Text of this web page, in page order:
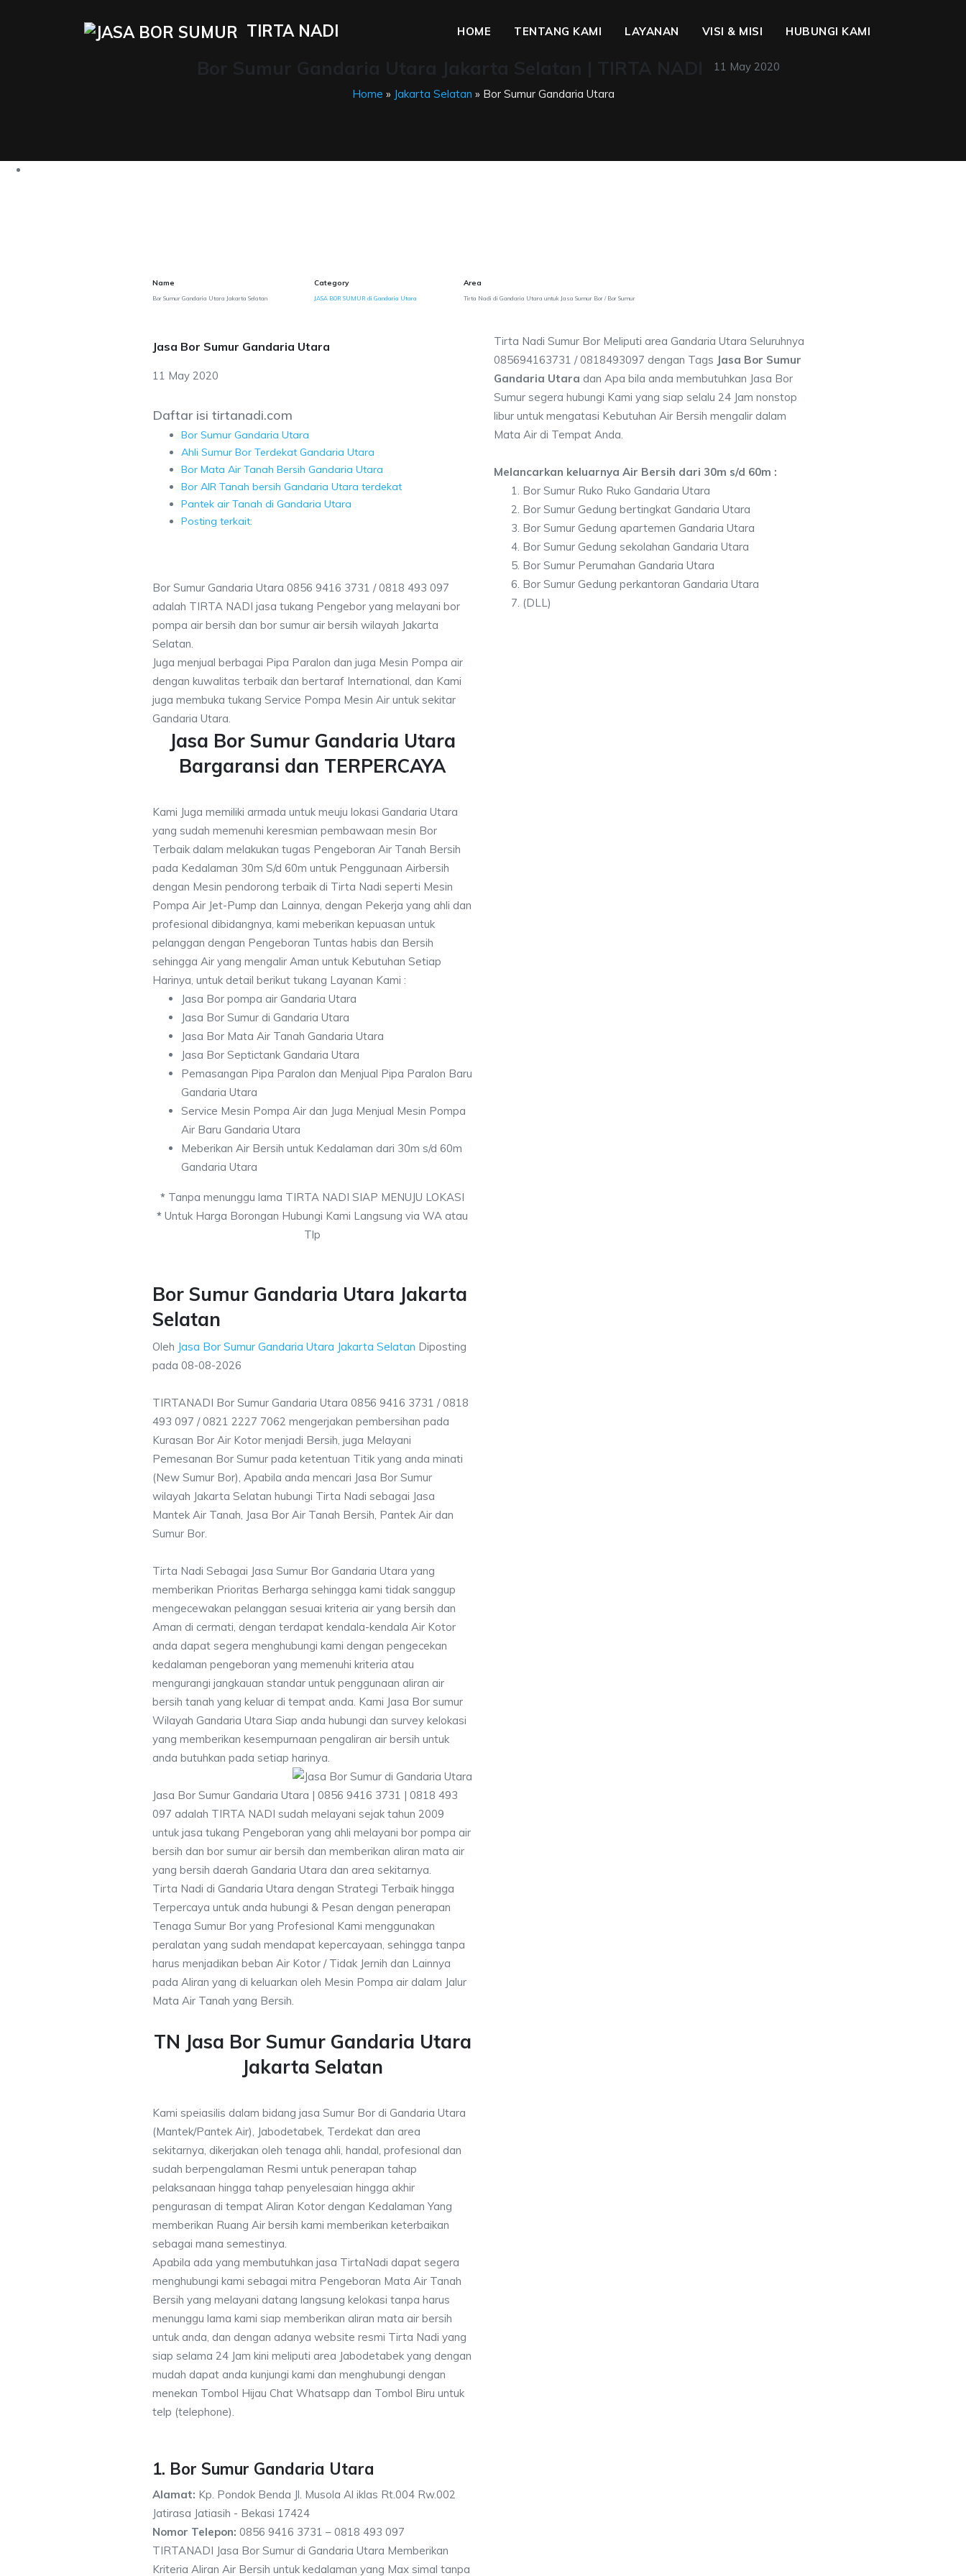
TIRTA NADI HOME TENTANG KAMI LAYANAN VISI & MISI HUBUNGI KAMI
11 May 2020
Home » Jakarta Selatan » Bor Sumur Gandaria Utara
Name
Bor Sumur Gandaria Utara Jakarta Selatan
Category
JASA BOR SUMUR di Gandaria Utara
Area
Tirta Nadi di Gandaria Utara untuk Jasa Sumur Bor / Bor Sumur
Jasa Bor Sumur Gandaria Utara
11 May 2020
Daftar isi tirtanadi.com
Bor Sumur Gandaria Utara
Ahli Sumur Bor Terdekat Gandaria Utara
Bor Mata Air Tanah Bersih Gandaria Utara
Bor AIR Tanah bersih Gandaria Utara terdekat
Pantek air Tanah di Gandaria Utara
Posting terkait:
Bor Sumur Gandaria Utara 0856 9416 3731 / 0818 493 097
adalah TIRTA NADI jasa tukang Pengebor yang melayani bor
pompa air bersih dan bor sumur air bersih wilayah Jakarta
Selatan.
Juga menjual berbagai Pipa Paralon dan juga Mesin Pompa air
dengan kuwalitas terbaik dan bertaraf International, dan Kami
juga membuka tukang Service Pompa Mesin Air untuk sekitar
Gandaria Utara.
Jasa Bor Sumur Gandaria Utara
Bargaransi dan TERPERCAYA
Tirta Nadi Sumur Bor Meliputi area Gandaria Utara Seluruhnya
085694163731 / 0818493097 dengan Tags Jasa Bor Sumur
Gandaria Utara dan Apa bila anda membutuhkan Jasa Bor
Sumur segera hubungi Kami yang siap selalu 24 Jam nonstop
libur untuk mengatasi Kebutuhan Air Bersih mengalir dalam
Mata Air di Tempat Anda.
Melancarkan keluarnya Air Bersih dari 30m s/d 60m :
Bor Sumur Ruko Ruko Gandaria Utara
Bor Sumur Gedung bertingkat Gandaria Utara
Bor Sumur Gedung apartemen Gandaria Utara
Bor Sumur Gedung sekolahan Gandaria Utara
Bor Sumur Perumahan Gandaria Utara
Bor Sumur Gedung perkantoran Gandaria Utara
(DLL)
Kami Juga memiliki armada untuk meuju lokasi Gandaria Utara
yang sudah memenuhi keresmian pembawaan mesin Bor
Terbaik dalam melakukan tugas Pengeboran Air Tanah Bersih
pada Kedalaman 30m S/d 60m untuk Penggunaan Airbersih
dengan Mesin pendorong terbaik di Tirta Nadi seperti Mesin
Pompa Air Jet-Pump dan Lainnya, dengan Pekerja yang ahli dan
profesional dibidangnya, kami meberikan kepuasan untuk
pelanggan dengan Pengeboran Tuntas habis dan Bersih
sehingga Air yang mengalir Aman untuk Kebutuhan Setiap
Harinya, untuk detail berikut tukang Layanan Kami :
Jasa Bor pompa air Gandaria Utara
Jasa Bor Sumur di Gandaria Utara
Jasa Bor Mata Air Tanah Gandaria Utara
Jasa Bor Septictank Gandaria Utara
Pemasangan Pipa Paralon dan Menjual Pipa Paralon Baru
Gandaria Utara
Service Mesin Pompa Air dan Juga Menjual Mesin Pompa
Air Baru Gandaria Utara
Meberikan Air Bersih untuk Kedalaman dari 30m s/d 60m
Gandaria Utara
* Tanpa menunggu lama TIRTA NADI SIAP MENUJU LOKASI
* Untuk Harga Borongan Hubungi Kami Langsung via WA atau
Tlp
Bor Sumur Gandaria Utara Jakarta
Selatan
Oleh Jasa Bor Sumur Gandaria Utara Jakarta Selatan Diposting
pada 08-08-2026
TIRTANADI Bor Sumur Gandaria Utara 0856 9416 3731 / 0818
493 097 / 0821 2227 7062 mengerjakan pembersihan pada
Kurasan Bor Air Kotor menjadi Bersih, juga Melayani
Pemesanan Bor Sumur pada ketentuan Titik yang anda minati
(New Sumur Bor), Apabila anda mencari Jasa Bor Sumur
wilayah Jakarta Selatan hubungi Tirta Nadi sebagai Jasa
Mantek Air Tanah, Jasa Bor Air Tanah Bersih, Pantek Air dan
Sumur Bor.
Tirta Nadi Sebagai Jasa Sumur Bor Gandaria Utara yang
memberikan Prioritas Berharga sehingga kami tidak sanggup
mengecewakan pelanggan sesuai kriteria air yang bersih dan
Aman di cermati, dengan terdapat kendala-kendala Air Kotor
anda dapat segera menghubungi kami dengan pengecekan
kedalaman pengeboran yang memenuhi kriteria atau
mengurangi jangkauan standar untuk penggunaan aliran air
bersih tanah yang keluar di tempat anda. Kami Jasa Bor sumur
Wilayah Gandaria Utara Siap anda hubungi dan survey kelokasi
yang memberikan kesempurnaan pengaliran air bersih untuk
anda butuhkan pada setiap harinya.
Jasa Bor Sumur Gandaria Utara | 0856 9416 3731 | 0818 493
097 adalah TIRTA NADI sudah melayani sejak tahun 2009
untuk jasa tukang Pengeboran yang ahli melayani bor pompa air
bersih dan bor sumur air bersih dan memberikan aliran mata air
yang bersih daerah Gandaria Utara dan area sekitarnya.
Tirta Nadi di Gandaria Utara dengan Strategi Terbaik hingga
Terpercaya untuk anda hubungi & Pesan dengan penerapan
Tenaga Sumur Bor yang Profesional Kami menggunakan
peralatan yang sudah mendapat kepercayaan, sehingga tanpa
harus menjadikan beban Air Kotor / Tidak Jernih dan Lainnya
pada Aliran yang di keluarkan oleh Mesin Pompa air dalam Jalur
Mata Air Tanah yang Bersih.
TN Jasa Bor Sumur Gandaria Utara
Jakarta Selatan
Kami speiasilis dalam bidang jasa Sumur Bor di Gandaria Utara
(Mantek/Pantek Air), Jabodetabek, Terdekat dan area
sekitarnya, dikerjakan oleh tenaga ahli, handal, profesional dan
sudah berpengalaman Resmi untuk penerapan tahap
pelaksanaan hingga tahap penyelesaian hingga akhir
pengurasan di tempat Aliran Kotor dengan Kedalaman Yang
memberikan Ruang Air bersih kami memberikan keterbaikan
sebagai mana semestinya.
Apabila ada yang membutuhkan jasa TirtaNadi dapat segera
menghubungi kami sebagai mitra Pengeboran Mata Air Tanah
Bersih yang melayani datang langsung kelokasi tanpa harus
menunggu lama kami siap memberikan aliran mata air bersih
untuk anda, dan dengan adanya website resmi Tirta Nadi yang
siap selama 24 Jam kini meliputi area Jabodetabek yang dengan
mudah dapat anda kunjungi kami dan menghubungi dengan
menekan Tombol Hijau Chat Whatsapp dan Tombol Biru untuk
telp (telephone).
1. Bor Sumur Gandaria Utara
Alamat: Kp. Pondok Benda Jl. Musola Al iklas Rt.004 Rw.002
Jatirasa Jatiasih - Bekasi 17424
Nomor Telepon: 0856 9416 3731 – 0818 493 097
TIRTANADI Jasa Bor Sumur di Gandaria Utara Memberikan
Kriteria Aliran Air Bersih untuk kedalaman yang Max simal tanpa